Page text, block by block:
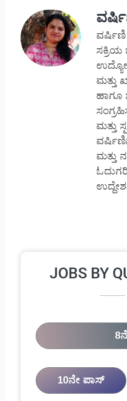
ಸಕ್ರಿಯ
ಮತ್ತು
ಹಾಗೂ
ಮತ್ತು
ಮತ್ತು
JOBS BY
10ನೇ ಪಾಸ್